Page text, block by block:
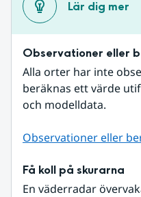
Lär dig mer
Observationer eller
Alla orter har inte
beräknas ett värde
och modelldata.
Observationer eller
Få koll på skurarna
En väderradar